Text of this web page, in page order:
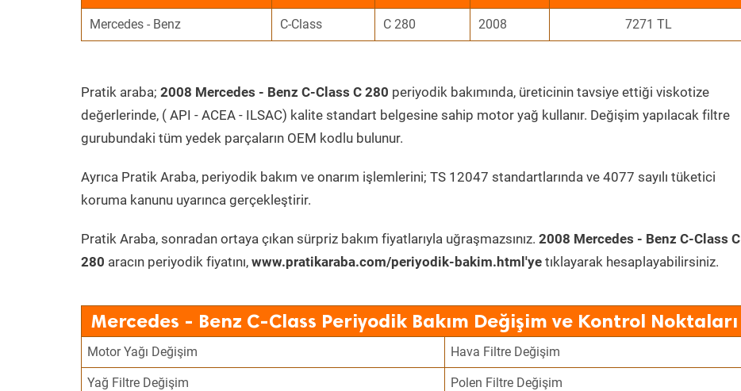
Mercedes - Benz C-Class C 280 2008 7271 TL
Pratik araba; 2008 Mercedes - Benz C-Class C 280 periyodik bakımında, üreticinin tavsiye ettiği viskotize
değerlerinde, ( API - ACEA - ILSAC) kalite standart belgesine sahip motor yağ kullanır. Değişim yapılacak filtre
gurubundaki tüm yedek parçaların OEM kodlu bulunur.
Ayrıca Pratik Araba, periyodik bakım ve onarım işlemlerini; TS 12047 standartlarında ve 4077 sayılı tüketici
koruma kanunu uyarınca gerçekleştirir.
Pratik Araba, sonradan ortaya çıkan sürpriz bakım fiyatlarıyla uğraşmazsınız. 2008 Mercedes - Benz C-Class C
280 aracın periyodik fiyatını, www.pratikaraba.com/periyodik-bakim.html'ye tıklayarak hesaplayabilirsiniz.
Mercedes - Benz C-Class Periyodik Bakım Değişim ve Kontrol Noktaları
Motor Yağı Değişim Hava Filtre Değişim
Yağ Filtre Değişim Polen Filtre Değişim